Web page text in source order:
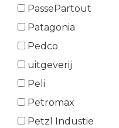
PassePartout
Patagonia
Pedco
uitgeverij
Peli
Petromax
Petzl Industie